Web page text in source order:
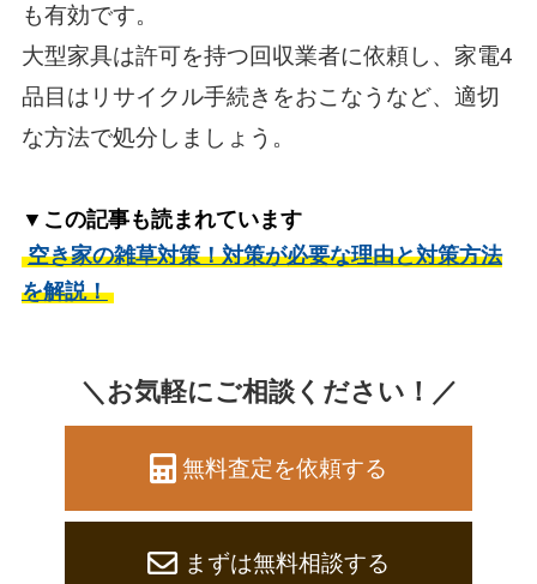
も有効です。
大型家具は許可を持つ回収業者に依頼し、家電4
品目はリサイクル手続きをおこなうなど、適切
な方法で処分しましょう。
▼この記事も読まれています
空き家の雑草対策！対策が必要な理由と対策方法
を解説！
＼お気軽にご相談ください！／
無料査定を依頼する
まずは無料相談する